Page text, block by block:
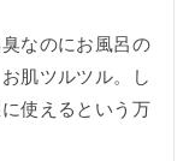
なのにお風呂の
肌ツルツル。し
使えるという万